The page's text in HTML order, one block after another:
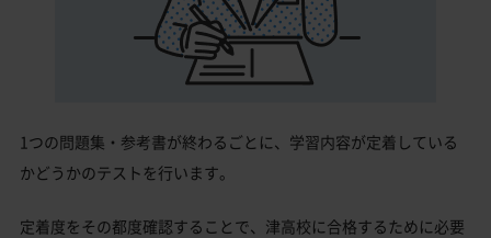
1つの問題集・参考書が終わるごとに、学習内容が定着している
かどうかのテストを行います。
定着度をその都度確認することで、津高校に合格するために必要